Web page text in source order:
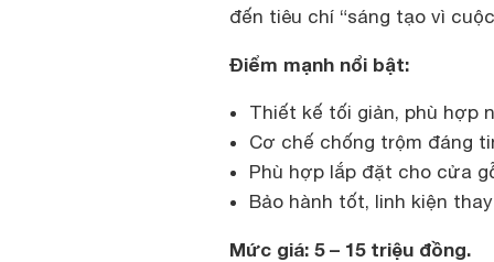
đến tiêu chí “sáng tạo vì
Điểm mạnh nổi bật:
Thiết kế tối giản, phù hợp
Cơ chế chống trộm đáng
Phù hợp lắp đặt cho cửa
Bảo hành tốt, linh kiện
Mức giá: 5 – 15 triệu đồng.